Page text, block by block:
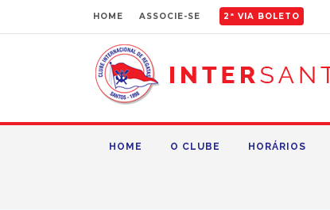
HOME ASSOCIE-SE 2ª VIA BOLETO
HOME O CLUBE HORÁRIOS